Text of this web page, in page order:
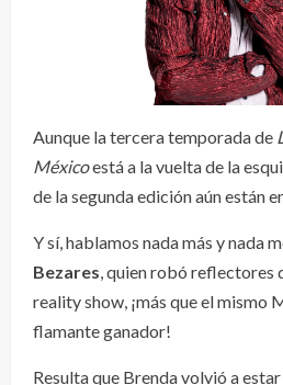
Aunque la tercera temporada de
Méxicoestá a la vuelta de la
de la segunda edición aún están
Y sí, hablamos nada más y nada
Bezares, quien robó reflectores
reality show, ¡más que el mismo
flamante ganador!
Resulta que Brenda volvió a